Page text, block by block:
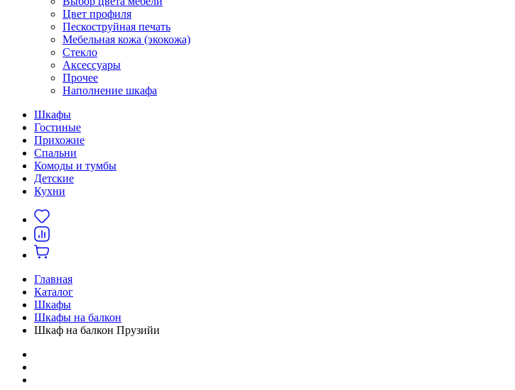
Цвет профиля
Пескоструйная печать
Мебельная кожа (экокожа)
Стекло
Аксессуары
Прочее
Наполнение шкафа
Шкафы
Гостиные
Прихожие
Спальни
Комоды и тумбы
Детские
Кухни
Главная
Каталог
Шкафы
Шкафы на балкон
Шкаф на балкон Прузийи